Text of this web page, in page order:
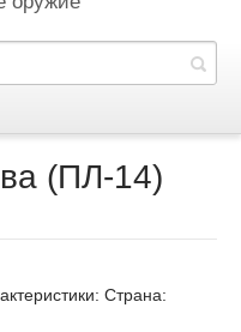
(ПЛ-14)
Страна: